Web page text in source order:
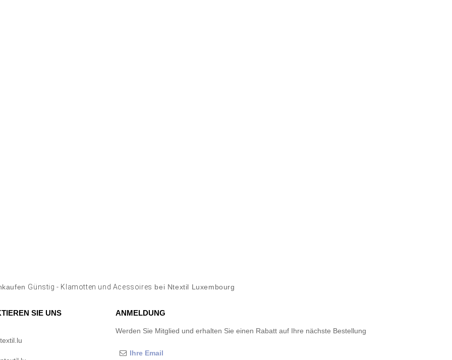
Günstig - Klamotten und Acessoires bei Ntextil Luxembourg
SIE UNS ANMELDUNG
Werden Sie Mitglied und erhalten Sie einen Rabatt auf Ihre nächste Bestellung